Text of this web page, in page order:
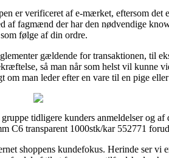
er verificeret af e-mærket, eftersom det
fagmænd der har den nødvendige
følge af din ordre.
gældende for transaktionen, til
så man når som helst vil kunne
man leder efter en vare til en pige
tidligere kunders anmeldelser og
C6 transparent 1000stk/kar 552771
shoppens kundefokus. Herinde ser vi